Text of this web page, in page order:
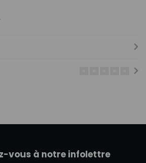
vous à notre infolettre